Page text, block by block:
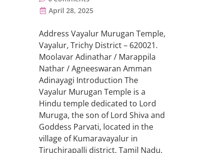
April 28, 2025
Address Vayalur Murugan Temple,
Vayalur, Trichy District – 620021.
Moolavar Adinathar / Marappila
Nathar / Agneeswaran Amman
Adinayagi Introduction The
Vayalur Murugan Temple is a
Hindu temple dedicated to Lord
Muruga, the son of Lord Shiva and
Goddess Parvati, located in the
village of Kumaravayalur in
Tiruchirapalli district, Tamil Nadu,